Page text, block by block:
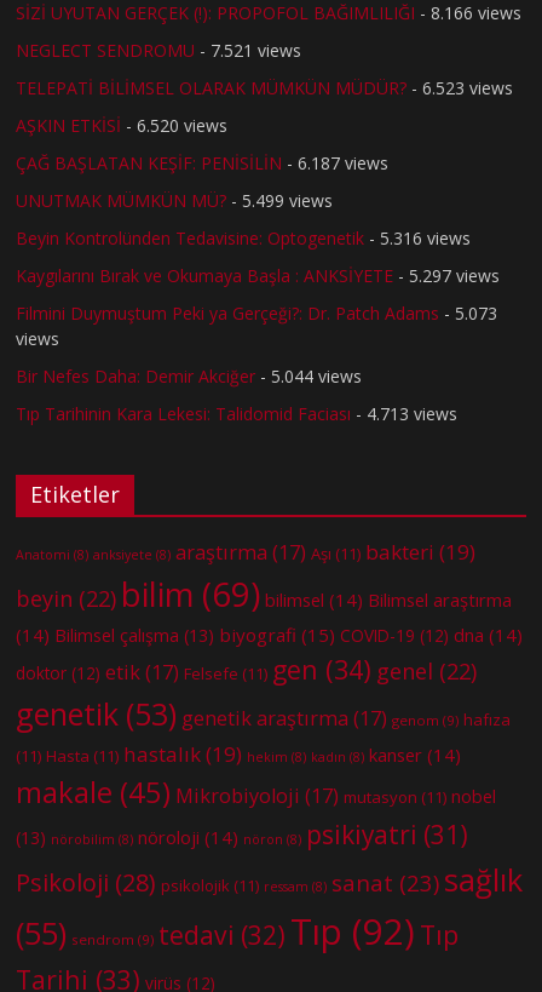
SİZİ UYUTAN GERÇEK (!): PROPOFOL BAĞIMLILIĞI - 8.166 views
NEGLECT SENDROMU - 7.521 views
TELEPATİ BİLİMSEL OLARAK MÜMKÜN MÜDÜR? - 6.523 views
AŞKIN ETKİSİ - 6.520 views
ÇAĞ BAŞLATAN KEŞİF: PENİSİLİN - 6.187 views
UNUTMAK MÜMKÜN MÜ? - 5.499 views
Beyin Kontrolünden Tedavisine: Optogenetik - 5.316 views
Kaygılarını Bırak ve Okumaya Başla : ANKSİYETE - 5.297 views
Filmini Duymuştum Peki ya Gerçeği?: Dr. Patch Adams - 5.073
views
Bir Nefes Daha: Demir Akciğer - 5.044 views
Tıp Tarihinin Kara Lekesi: Talidomid Faciası - 4.713 views
Etiketler
Anatomi (8) anksiyete (8) araştırma (17) Aşı (11) bakteri (19)
beyin (22) bilim (69) bilimsel (14) Bilimsel araştırma
(14) Bilimsel çalışma (13) biyografi (15) COVID-19 (12) dna (14)
doktor (12) etik(17) Felsefe (11) gen (34) genel (22)
genetik (53) genetik araştırma (17) genom (9) hafıza
(11) Hasta (11) hastalık(19) hekim (8) kadın (8) kanser (14)
makale (45) Mikrobiyoloji (17) mutasyon (11) nobel
(13) nörobilim (8) nöroloji (14) nöron (8) psikiyatri (31)
Psikoloji (28) psikolojik (11) ressam (8) sanat (23) sağlık
(55) sendrom (9) tedavi (32) Tıp (92) Tıp
Tarihi (33) virüs (12)